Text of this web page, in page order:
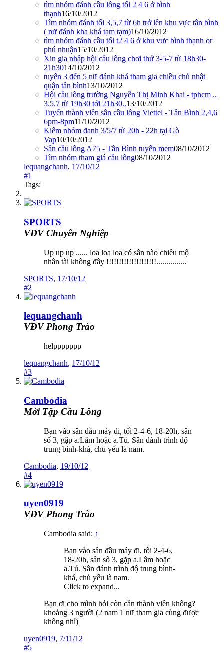
tìm nhóm đánh cầu lông tối 2 4 6 ở bình
thạnh16/10/2012
Tìm nhóm đánh tối 3,5,7 từ 6h trở lên khu vực tân bình
( nữ đánh kha khá tạm tạm)16/10/2012
tìm nhóm đánh cầu tối t2 4 6 ở khu vưc bình thạnh or
phú nhuận15/10/2012
Xin gia nhập hội cầu lông chơi thứ 3-5-7 từ 18h30-
21h3014/10/2012
tuyển 3 đến 5 nữ đánh khá tham gia chiều chủ nhật
quận tân bình13/10/2012
Hội cầu lông trường Nguyễn Thị Minh Khai - tphcm ..
3.5.7 từ 19h30 tới 21h30..13/10/2012
Tuyển thành viên sân cầu lông Viettel - Tân Bình 2,4,6
6pm-8pm11/10/2012
Kiếm nhóm đanh 3/5/7 từ 20h - 22h tại Gò
Vap10/10/2012
Sân cầu lông A75 - Tân Bình tuyển mem08/10/2012
Tìm nhóm tham giá cầu lông08/10/2012
lequangchanh, 17/10/12
#1
Tags:
SPORTS
VĐV Chuyên Nghiệp
Up up up ...... loa loa loa có sân nào chiêu mộ
nhân tài không đây !!!!!!!!!!!!!!!!!!!!...............
SPORTS, 17/10/12
#2
lequangchanh
VĐV Phong Trào
helppppppp
lequangchanh, 17/10/12
#3
Cambodia
Mới Tập Cầu Lông
Bạn vào sân đầu máy đi, tối 2-4-6, 18-20h, sân
số 3, gặp a.Lâm hoặc a.Tú. Sân đánh trình độ
trung bình-khá, chủ yếu là nam.
Cambodia, 19/10/12
#4
uyen0919
VĐV Phong Trào
Cambodia said: ↑
Bạn vào sân đầu máy đi, tối 2-4-6,
18-20h, sân số 3, gặp a.Lâm hoặc
a.Tú. Sân đánh trình độ trung bình-
khá, chủ yếu là nam.
Click to expand...
Bạn ơi cho mình hỏi còn cần thành viên không?
khoảng 3 người (2 nam 1 nữ tham gia cùng được
không nhỉ)
uyen0919, 7/11/12
#5